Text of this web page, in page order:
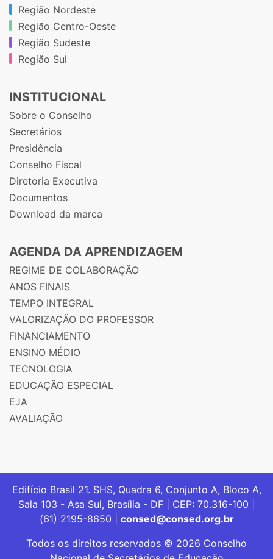
Região Nordeste
Região Centro-Oeste
Região Sudeste
Região Sul
INSTITUCIONAL
Sobre o Conselho
Secretários
Presidência
Conselho Fiscal
Diretoria Executiva
Documentos
Download da marca
AGENDA DA APRENDIZAGEM
REGIME DE COLABORAÇÃO
ANOS FINAIS
TEMPO INTEGRAL
VALORIZAÇÃO DO PROFESSOR
FINANCIAMENTO
ENSINO MÉDIO
TECNOLOGIA
EDUCAÇÃO ESPECIAL
EJA
AVALIAÇÃO
Edifício Brasil 21. SHS, Quadra 6, Conjunto A, Bloco A,
Sala 103 - Asa Sul, Brasília - DF | CEP: 70.316-100 |
(61) 2195-8650 | consed@consed.org.br
Todos os direitos reservados © 2026 Conselho